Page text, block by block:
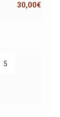
30,00€
5